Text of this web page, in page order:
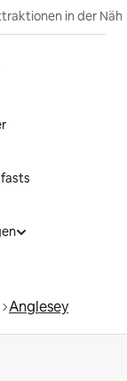
in der
Anglesey